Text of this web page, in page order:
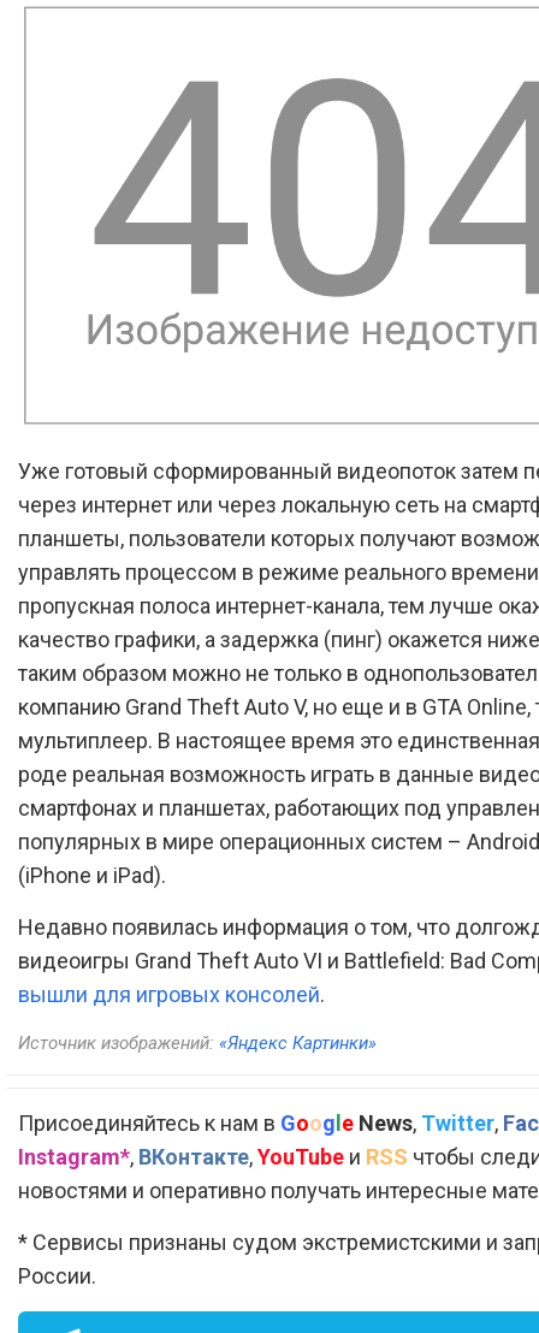
Уже готовый сформированный видеопоток затем
через интернет или через локальную сеть на
планшеты, пользователи которых получают
управлять процессом в режиме реального
пропускная полоса интернет-канала, тем лучше
качество графики, а задержка (пинг) окажется
таким образом можно не только в
компанию Grand Theft Auto V, но еще и в GTA Online,
мультиплеер. В настоящее время это
роде реальная возможность играть в данные
смартфонах и планшетах, работающих под
популярных в мире операционных систем –
(iPhone и iPad).
Недавно появилась информация о том, что
видеоигры Grand Theft Auto VI и Battlefield: Bad
вышли для игровых консолей.
Источник изображений: «Яндекс Картинки»
Присоединяйтесь к нам в Google News, Twitter,
Instagram*, ВКонтакте,YouTube и RSS чтобы
новостями и оперативно получать интересные
* Сервисы признаны судом экстремистскими и
России.